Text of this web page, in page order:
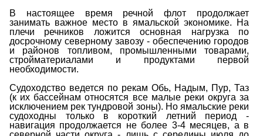
В настоящее время речной флот продолжает
занимать важное место в ямальской экономике. На
плечи речников ложится основная нагрузка по
досрочному северному завозу - обеспечению городов
и районов топливом, промышленными товарами,
стройматериалами и продуктами первой
необходимости.
Судоходство ведется по рекам Обь, Надым, Пур, Таз
(к их бассейнам относятся все малые реки округа за
исключением рек тундровой зоны). Но ямальские реки
судоходны только в короткий летний период -
навигация продолжается не более 3-4 месяцев, а в